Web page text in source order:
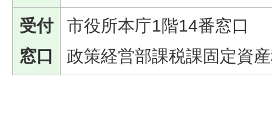
受付
窓口
市役所本庁1階14番窓口
政策経営部課税課固定資